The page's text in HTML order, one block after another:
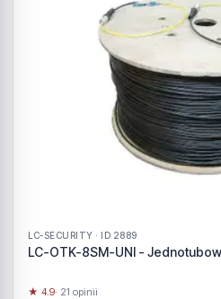
LC-SECURITY · ID 2889
LC-OTK-8SM-UNI -
★ 4.9· 21 opinii